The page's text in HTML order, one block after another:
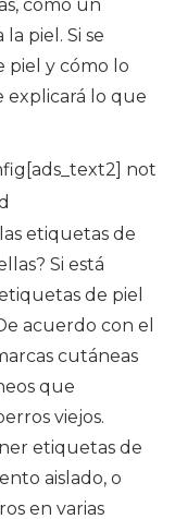
como un
piel. Si se
piel y cómo lo
explicará lo que
not
etiquetas de
Si está
de piel
acuerdo con el
cutáneas
que
viejos.
etiquetas de
aislado, o
en varias